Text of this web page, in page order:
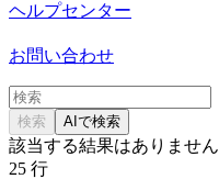
ヘルプセンター
お問い合わせ
検索 AIで検索
該当する結果はありません
25 行